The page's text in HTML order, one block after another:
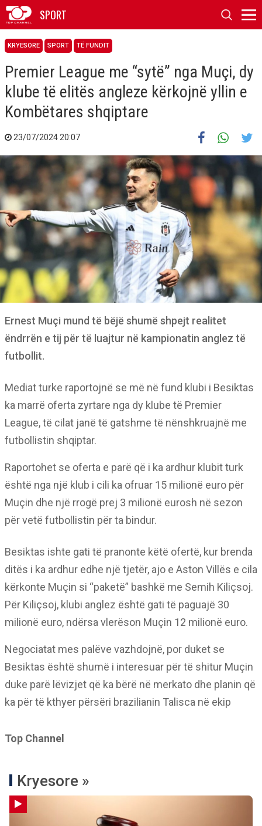
SPORT
KRYESORE SPORT TË FUNDIT
Premier League me “sytë” nga Muçi, dy
klube të elitës angleze kërkojnë yllin e
Kombëtares shqiptare
23/07/2024 20:07
Ernest Muçi mund të bëjë shumë shpejt realitet
ëndrrën e tij për të luajtur në kampionatin anglez të
futbollit.
Mediat turke raportojnë se më në fund klubi i Besiktas
ka marrë oferta zyrtare nga dy klube të Premier
League, të cilat janë të gatshme të nënshkruajnë me
futbollistin shqiptar.
Raportohet se oferta e parë që i ka ardhur klubit turk
është nga një klub i cili ka ofruar 15 milionë euro për
Muçin dhe një rrogë prej 3 milionë eurosh në sezon
për vetë futbollistin për ta bindur.
Besiktas ishte gati të pranonte këtë ofertë, kur brenda
ditës i ka ardhur edhe një tjetër, ajo e Aston Villës e cila
kërkonte Muçin si “paketë” bashkë me Semih Kiliçsoj.
Për Kiliçsoj, klubi anglez është gati të paguajë 30
milionë euro, ndërsa vlerëson Muçin 12 milionë euro.
Negociatat mes palëve vazhdojnë, por duket se
Besiktas është shumë i interesuar për të shitur Muçin
duke parë lëvizjet që ka bërë në merkato dhe planin që
ka për të kthyer përsëri brazilianin Talisca në ekip
Top Channel
Kryesore »